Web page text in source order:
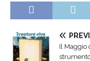
Il Maggio